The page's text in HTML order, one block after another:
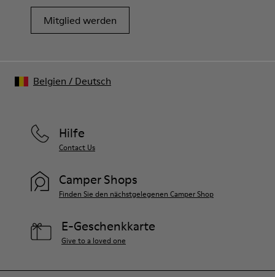
Mitglied werden
Hilfe
Contact Us
Camper Shops
Finden Sie den nächstgelegenen Camper Shop
E-Geschenkkarte
Give to a loved one
Belgien / Deutsch